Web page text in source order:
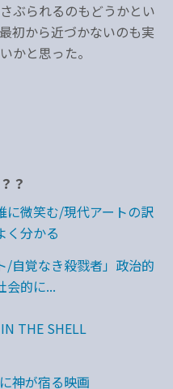
ぶられるのもどうかとい
初から近づかないのも実
かと思った。
？
に微笑む/現代アートの訳
く分かる
/自覚なき殺戮者」政治的
会的に...
THE SHELL
神が宿る映画